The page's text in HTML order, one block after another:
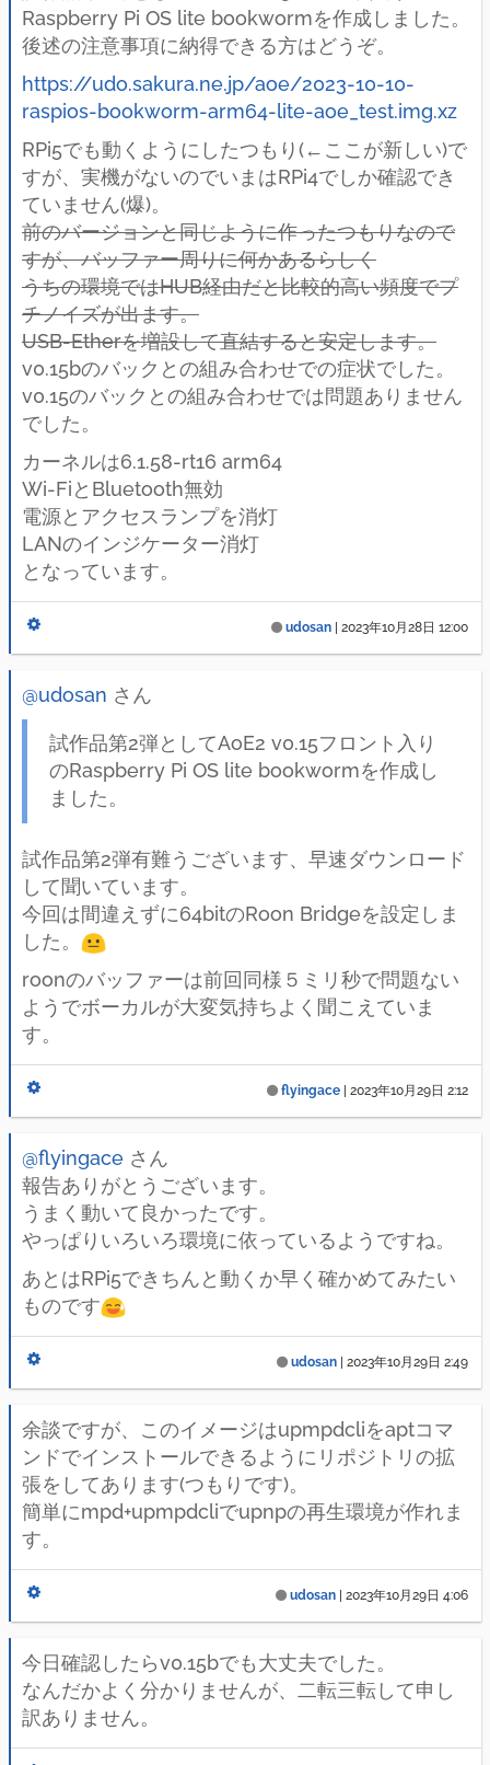
Raspberry Pi OS lite bookwormを作成しました。
後述の注意事項に納得できる方はどうぞ。
https://udo.sakura.ne.jp/aoe/2023-10-10-
raspios-bookworm-arm64-lite-aoe_test.img.xz
RPi5でも動くようにしたつもり(←ここが新しい)で
すが、実機がないのでいまはRPi4でしか確認でき
ていません(爆)。
前のバージョンと同じように作ったつもりなので
すが、バッファー周りに何かあるらしく
うちの環境ではHUB経由だと比較的高い頻度でプ
チノイズが出ます。
USB-Etherを増設して直結すると安定します。
v0.15bのバックとの組み合わせでの症状でした。
v0.15のバックとの組み合わせでは問題ありません
でした。
カーネルは6.1.58-rt16 arm64
Wi-FiとBluetooth無効
電源とアクセスランプを消灯
LANのインジケーター消灯
となっています。
udosan 2023年10月28日 12:00
@udosan さん
試作品第2弾としてAoE2 v0.15フロント入り
のRaspberry Pi OS lite bookwormを作成し
ました。
試作品第2弾有難うございます、早速ダウンロード
して聞いています。
今回は間違えずに64bitのRoon Bridgeを設定しま
した。
roonのバッファーは前回同様５ミリ秒で問題ない
ようでボーカルが大変気持ちよく聞こえていま
す。
flyingace 2023年10月29日 2:12
@flyingace さん
報告ありがとうございます。
うまく動いて良かったです。
やっぱりいろいろ環境に依っているようですね。
あとはRPi5できちんと動くか早く確かめてみたい
ものです
udosan 2023年10月29日 2:49
余談ですが、このイメージはupmpdcliをaptコマ
ンドでインストールできるようにリポジトリの拡
張をしてあります(つもりです)。
簡単にmpd+upmpdcliでupnpの再生環境が作れま
す。
udosan 2023年10月29日 4:06
今日確認したらv0.15bでも大丈夫でした。
なんだかよく分かりませんが、二転三転して申し
訳ありません。